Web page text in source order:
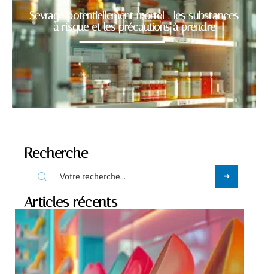
Sevrage potentiellement mortel : les substances
à risque et les précautions à prendre
Recherche
Articles récents